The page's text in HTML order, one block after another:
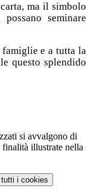
ma il simbolo
seminare
e a tutta la
questo splendido
si avvalgono di
illustrate nella
i cookies